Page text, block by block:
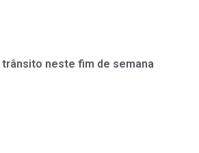
neste fim de semana